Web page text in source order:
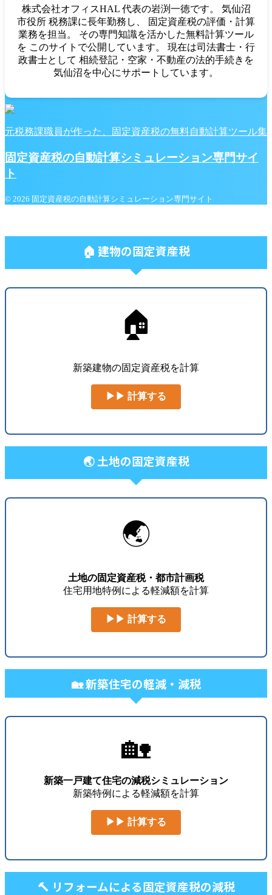
株式会社オフィスHAL 代表の岩渕一徳です。 気仙沼
市役所 税務課に長年勤務し、 固定資産税の評価・計算
業務を担当。 その専門知識を活かした無料計算ツール
を このサイトで公開しています。 現在は司法書士・行
政書士として 相続登記・空家・不動産の法的手続きを
気仙沼を中心にサポートしています。
元税務課職員が作った、固定資産税の無料自動計算ツール集
固定資産税の自動計算シミュレーション専門サイ
ト
© 2026 固定資産税の自動計算シミュレーション専門サイト
🏠 建物の固定資産税
🏠
新築建物の固定資産税を計算
▶▶ 計算する
🌏 土地の固定資産税
🌏
土地の固定資産税・都市計画税
住宅用地特例による軽減額を計算
▶▶ 計算する
🏡 新築住宅の軽減・減税
🏡
新築一戸建て住宅の減税シミュレーション
新築特例による軽減額を計算
▶▶ 計算する
🔨 リフォームによる固定資産税の減税